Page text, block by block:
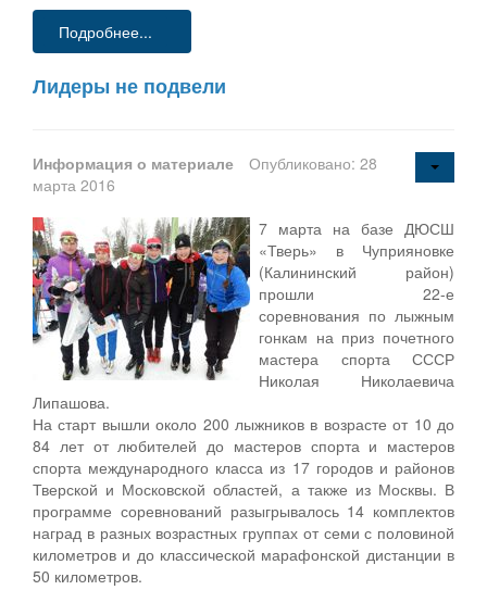
Подробнее...
Лидеры не подвели
Информация о материале
Опубликовано: 28
марта 2016
7 марта на базе ДЮСШ
«Тверь» в Чуприяновке
(Калининский район)
прошли 22-е
соревнования по лыжным
гонкам на приз почетного
мастера спорта СССР
Николая Николаевича
Липашова.
На старт вышли около 200 лыжников в возрасте от 10 до
84 лет от любителей до мастеров спорта и мастеров
спорта международного класса из 17 городов и районов
Тверской и Московской областей, а также из Москвы. В
программе соревнований разыгрывалось 14 комплектов
наград в разных возрастных группах от семи с половиной
километров и до классической марафонской дистанции в
50 километров.